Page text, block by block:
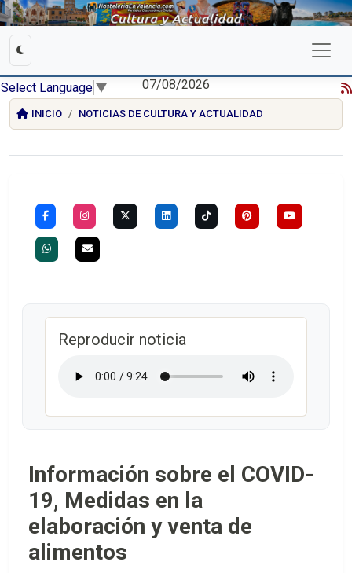
Select Language ▼ 07/08/2026
INICIO NOTICIAS DE CULTURA Y ACTUALIDAD
Reproducir noticia
Información sobre el COVID-
19, Medidas en la
elaboración y venta de
alimentos